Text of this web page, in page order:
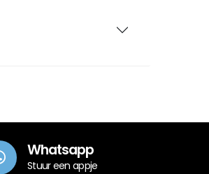
Whatsapp
Stuur een appje